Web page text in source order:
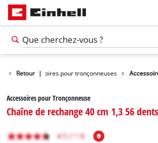
Retour |
Accessoires pour tronçonneuses
Accessoires pour Tronçonneuse
Chaîne de rechange 40 cm 1,3 56